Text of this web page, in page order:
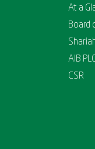
At a
Board
AIB
CSR